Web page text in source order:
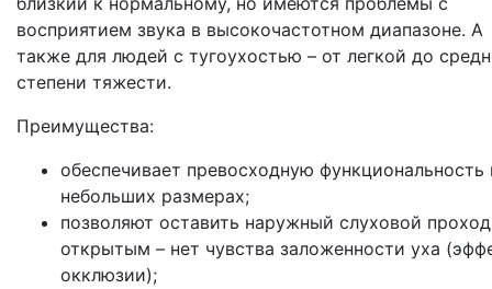
восприятием звука в высокочастотном диапазоне. А
также для людей с тугоухостью – от легкой до
степени тяжести.
Преимущества:
обеспечивает превосходную функциональность
небольших размерах;
позволяют оставить наружный слуховой проход
открытым – нет чувства заложенности уха
окклюзии);